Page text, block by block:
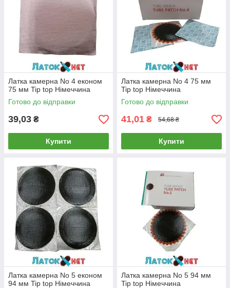
Латка камерна No 4 економ
75 мм Tip top Німеччина
Готово до відправки
39,03 ₴
Купити
Латка камерна No 4 75 мм
Tip top Німеччина
Готово до відправки
41,01 ₴ 54,68 ₴
Купити
Латка камерна No 5 економ
94 мм Tip top Німеччина
Латка камерна No 5 94 мм
Tip top Німеччина